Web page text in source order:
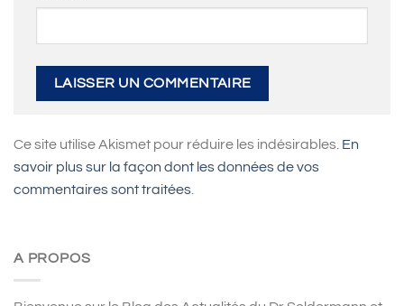
Ce site utilise Akismet pour réduire les indésirables. En
savoir plus sur la façon dont les données de vos
commentaires sont traitées
A PROPOS